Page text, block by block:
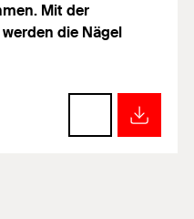
Mit der
die Nägel